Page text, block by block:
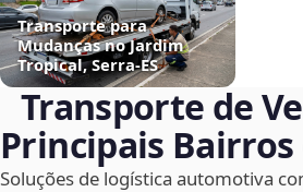
Transporte para
Mudanças no Jardim
Tropical, Serra‑ES
Transporte de
Principais Bairros
Soluções de logística automotiva